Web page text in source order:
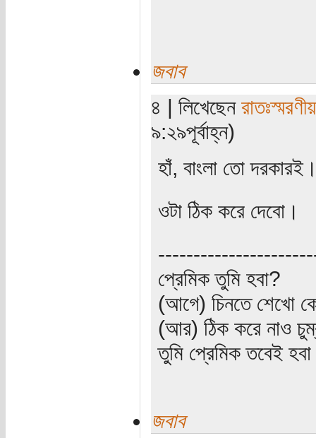
জবাব
৪ | লিখেছেন রাতঃস্মরণীয়
৯:২৯পূর্বাহ্ন)
হাঁ, বাংলা তো
ওটা ঠিক করে দেবো।
প্রেমিক তুমি হবা?
(আগে) চিনতে শেখো
(আর) ঠিক করে নাও
তুমি প্রেমিক তবেই
জবাব